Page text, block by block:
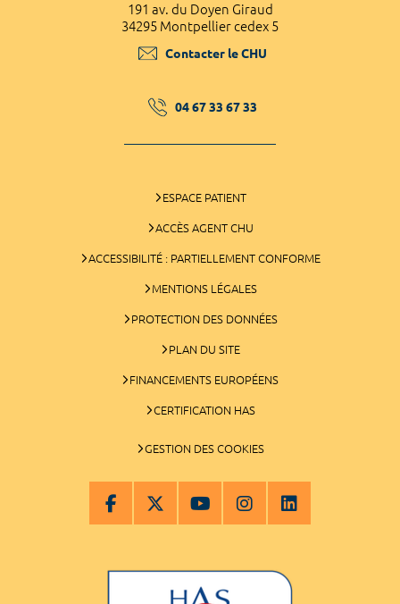
191 av. du Doyen Giraud
34295 Montpellier cedex 5
Contacter le CHU
04 67 33 67 33
ESPACE PATIENT
ACCÈS AGENT CHU
ACCESSIBILITÉ : PARTIELLEMENT CONFORME
MENTIONS LÉGALES
PROTECTION DES DONNÉES
PLAN DU SITE
FINANCEMENTS EUROPÉENS
CERTIFICATION HAS
GESTION DES COOKIES